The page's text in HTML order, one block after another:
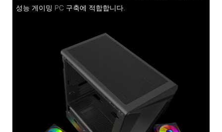
성능 게이밍 PC 구축에 적합합니다.